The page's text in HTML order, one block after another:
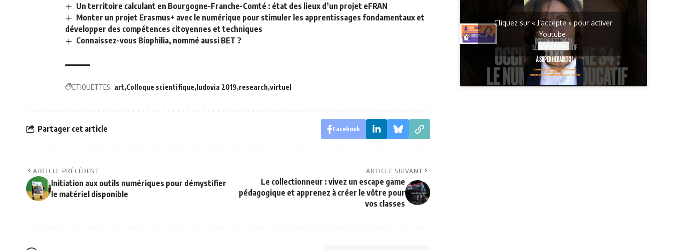
Un territoire calculant en Bourgogne-Franche-Comté : état des lieux d’un projet eFRAN
Monter un projet Erasmus+ avec le numérique pour stimuler les apprentissages fondamentaux et
développer des compétences citoyennes et techniques
Connaissez-vous Biophilia, nommé aussi BET ?
ETIQUETTES : art Colloque scientifique ludovia 2019 research virtuel
Partager cet article Facebook
ARTICLE PRÉCÉDENT
Initiation aux outils numériques pour démystifier
le matériel disponible
ARTICLE SUIVANT
Le collectionneur : vivez un escape game
pédagogique et apprenez à créer le vôtre pour
vos classes
Cliquez sur « J’accepte » pour activer
Youtube